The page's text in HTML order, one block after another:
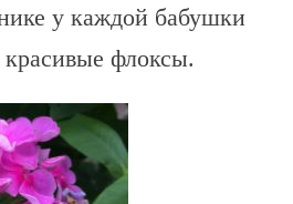
у каждой бабушки
флоксы.